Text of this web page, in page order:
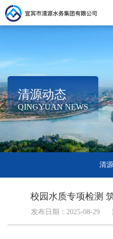
进
清
源
集
团
介
构
清
源
动
清
热
层
动
源
建
党
之
声
廉
洁
营
环
指
公
示
公
停
水
营
业
办
清源动态
QINGYUAN NEWS
清
校园水质专项检测
发布日期：2025-08-29